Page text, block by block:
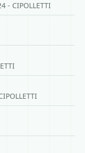
- CIPOLLETTI